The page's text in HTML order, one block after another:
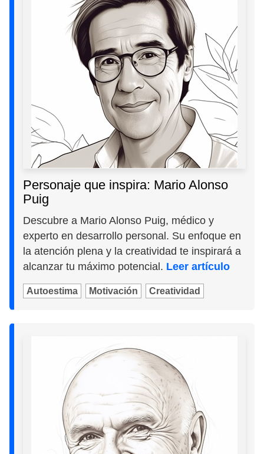
Personaje que inspira: Mario Alonso
Puig
Descubre a Mario Alonso Puig, médico y
experto en desarrollo personal. Su enfoque en
la atención plena y la creatividad te inspirará a
alcanzar tu máximo potencial. Leer artículo
Autoestima Motivación Creatividad